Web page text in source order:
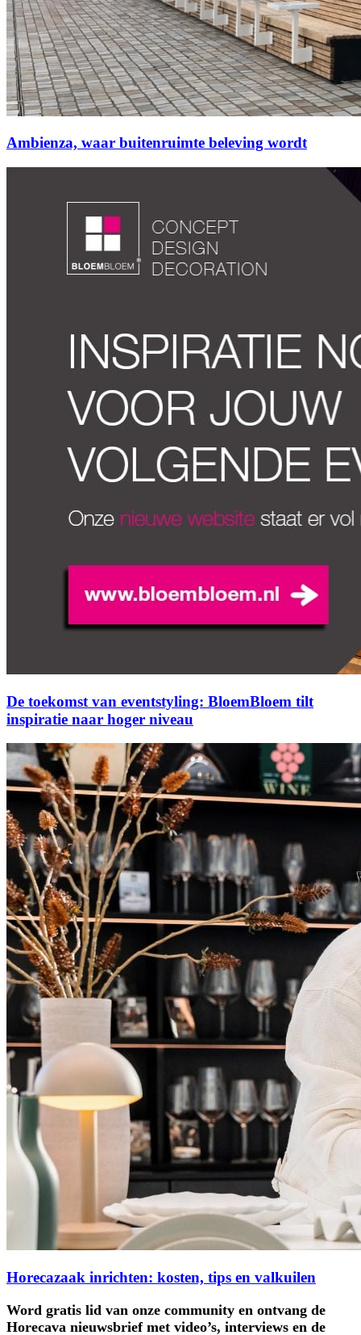
Ambienza, waar buitenruimte beleving wordt
De toekomst van eventstyling: BloemBloem tilt
inspiratie naar hoger niveau
Horecazaak inrichten: kosten, tips en valkuilen
Word gratis lid van onze community en ontvang de
Horecava nieuwsbrief met video’s, interviews en de